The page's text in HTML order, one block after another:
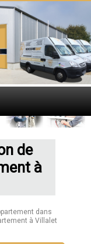
de
à
dans
à Villalet